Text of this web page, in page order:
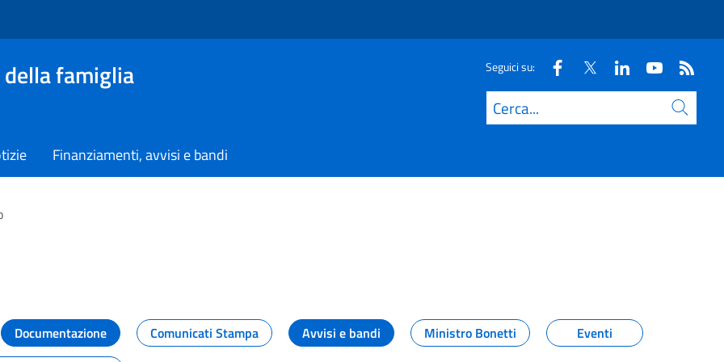
famiglia Seguici su:
Cerca
Finanziamenti, avvisi e bandi
dal Dipartimento
Documentazione Comunicati Stampa Avvisi e bandi Ministro Bonetti
Eventi